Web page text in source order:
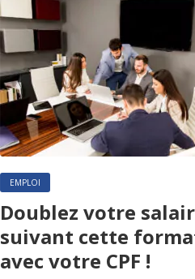
EMPLOI
Doublez votre
suivant cette
avec votre CPF !